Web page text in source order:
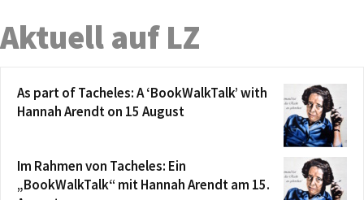
Aktuell auf LZ
As part of Tacheles: A ‘BookWalkTalk’ with
Hannah Arendt on 15 August
Im Rahmen von Tacheles: Ein
„BookWalkTalk“ mit Hannah Arendt am 15.